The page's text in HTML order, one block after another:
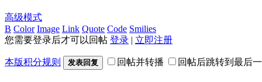
高级模式
B Color Image Link Quote Code Smilies
您需要登录后才可以回帖 登录 | 立即注册
本版积分规则 发表回复 回帖并转播 回帖后跳转到最后